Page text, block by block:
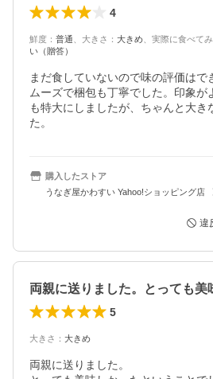
4
鮮度 ： 普通 大きさ ： 大きめ 実際に食べて
い（贈答）
まだ食していないので味の評価はで
ムーズで梱包も丁寧でした。印象が
も特大にしましたが、ちゃんと大き
た。
購入したストア
うなぎ屋かわすい Yahoo!ショッピング店
違
5
大きさ ： 大きめ
両親に送りました。